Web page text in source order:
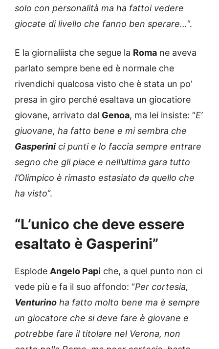
solo con personalità ma ha fattoi vedere
giocate di livello che fanno ben sperare…“.
E la giornaliista che segue la Roma ne aveva
parlato sempre bene ed è normale che
rivendichi qualcosa visto che è stata un po’
presa in giro perché esaltava un giocatiore
giovane, arrivato dal Genoa, ma lei insiste: “E’
giuovane, ha fatto bene e mi sembra che
Gasperini ci punti e lo faccia sempre entrare
segno che gli piace e nell’ultima gara tutto
l’Olimpico è rimasto estasiato da quello che
ha visto“.
“L’unico che deve essere
esaltato è Gasperini”
Esplode Angelo Papi che, a quel punto non ci
vede più e fa il suo affondo: “Per cortesia,
Venturino ha fatto molto bene ma è sempre
un giocatore che si deve fare è giovane e
potrebbe fare il titolare nel Verona, non